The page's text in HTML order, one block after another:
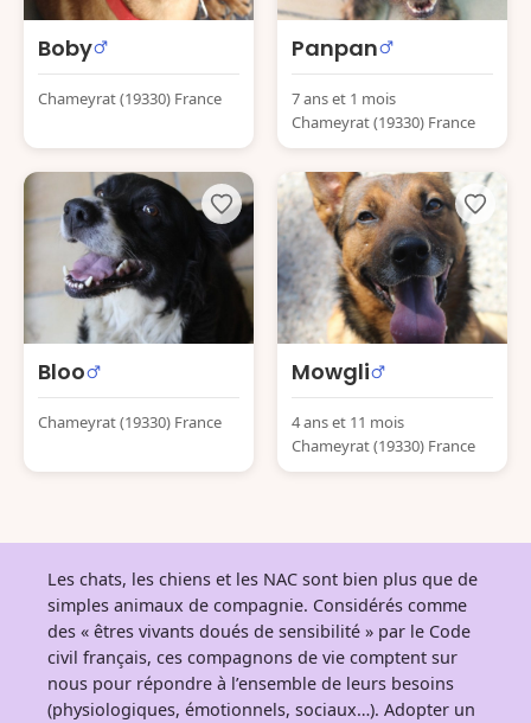
Boby
Chameyrat (19330) France
Panpan
7 ans et 1 mois
Chameyrat (19330) France
Bloo
Chameyrat (19330) France
Mowgli
4 ans et 11 mois
Chameyrat (19330) France
Les chats, les chiens et les NAC sont bien plus que de
simples animaux de compagnie. Considérés comme
des « êtres vivants doués de sensibilité » par le Code
civil français, ces compagnons de vie comptent sur
nous pour répondre à l’ensemble de leurs besoins
(physiologiques, émotionnels, sociaux…). Adopter un